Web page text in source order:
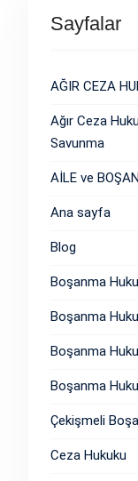
Sayfalar
AĞIR CEZA
Ağır Ceza
Savunma
AİLE ve
Ana sayfa
Blog
Boşanma
Boşanma
Boşanma
Boşanma
Çekişmeli
Ceza Hukuku